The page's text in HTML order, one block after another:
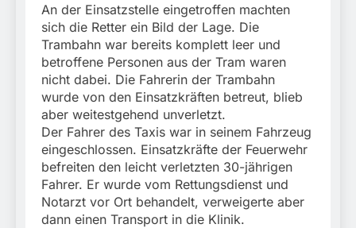
An der Einsatzstelle eingetroffen machten
sich die Retter ein Bild der Lage. Die
Trambahn war bereits komplett leer und
betroffene Personen aus der Tram waren
nicht dabei. Die Fahrerin der Trambahn
wurde von den Einsatzkräften betreut, blieb
aber weitestgehend unverletzt.
Der Fahrer des Taxis war in seinem Fahrzeug
eingeschlossen. Einsatzkräfte der Feuerwehr
befreiten den leicht verletzten 30-jährigen
Fahrer. Er wurde vom Rettungsdienst und
Notarzt vor Ort behandelt, verweigerte aber
dann einen Transport in die Klinik.